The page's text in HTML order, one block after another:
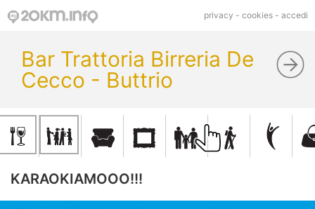
privacy - cookies - accedi
Bar Trattoria Birreria De
Cecco - Buttrio
KARAOKIAMOOO!!!